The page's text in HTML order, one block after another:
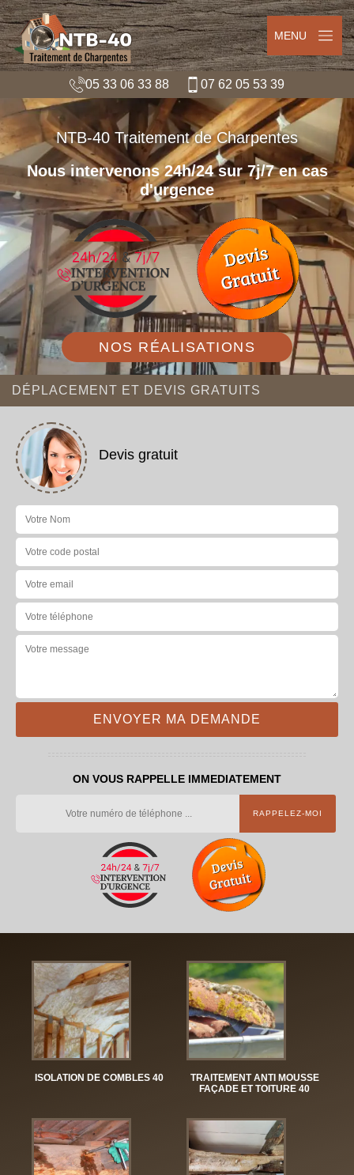
MENU
05 33 06 33 88 07 62 05 53 39
NTB-40 Traitement de Charpentes
Nous intervenons 24h/24 sur 7j/7 en cas
d'urgence
NOS RÉALISATIONS
DÉPLACEMENT ET DEVIS GRATUITS
Devis gratuit
ON VOUS RAPPELLE IMMEDIATEMENT
ISOLATION DE COMBLES 40
TRAITEMENT ANTI MOUSSE
FAÇADE ET TOITURE 40